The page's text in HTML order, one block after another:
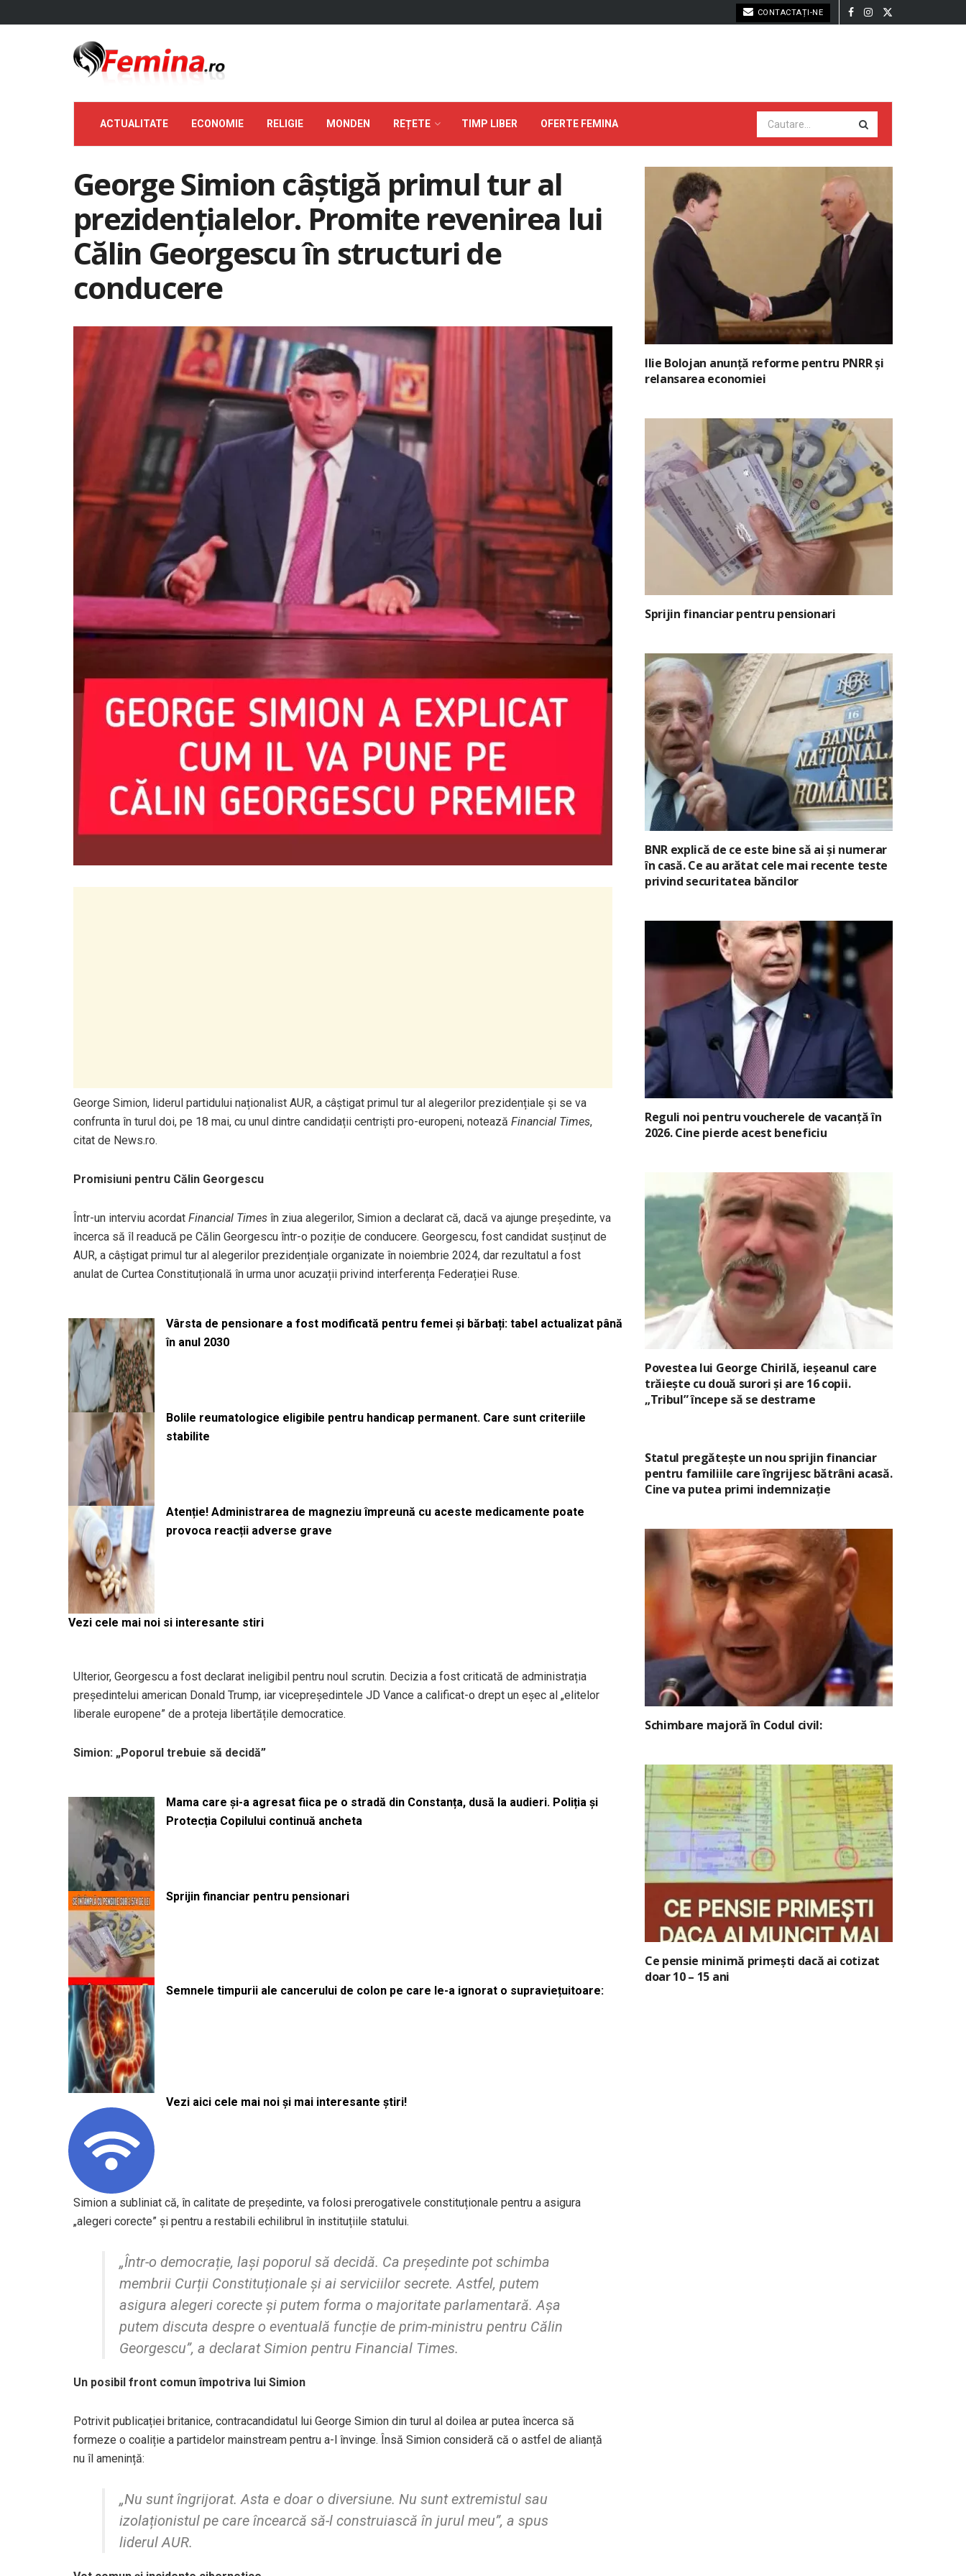
CONTACTAȚI-NE
ACTUALITATE ECONOMIE RELIGIE MONDEN REȚETE TIMP LIBER OFERTE FEMINA
George Simion câștigă primul tur al
prezidențialelor. Promite revenirea lui
Călin Georgescu în structuri de
conducere
George Simion, liderul partidului naționalist AUR, a câștigat primul tur al alegerilor prezidențiale și se va
confrunta în turul doi, pe 18 mai, cu unul dintre candidații centriști pro-europeni, notează Financial Times,
citat de News.ro.
Promisiuni pentru Călin Georgescu
Într-un interviu acordat Financial Times în ziua alegerilor, Simion a declarat că, dacă va ajunge președinte, va
încerca să îl readucă pe Călin Georgescu într-o poziție de conducere. Georgescu, fost candidat susținut de
AUR, a câștigat primul tur al alegerilor prezidențiale organizate în noiembrie 2024, dar rezultatul a fost
anulat de Curtea Constituțională în urma unor acuzații privind interferența Federației Ruse.
Vârsta de pensionare a fost modificată pentru femei și bărbați: tabel actualizat până
în anul 2030
Bolile reumatologice eligibile pentru handicap permanent. Care sunt criteriile
stabilite
Atenție! Administrarea de magneziu împreună cu aceste medicamente poate
provoca reacții adverse grave
Vezi cele mai noi si interesante stiri
Ulterior, Georgescu a fost declarat ineligibil pentru noul scrutin. Decizia a fost criticată de administrația
președintelui american Donald Trump, iar vicepreședintele JD Vance a calificat-o drept un eșec al „elitelor
liberale europene” de a proteja libertățile democratice.
Simion: „Poporul trebuie să decidă”
Mama care și-a agresat fiica pe o stradă din Constanța, dusă la audieri. Poliția și
Protecția Copilului continuă ancheta
Sprijin financiar pentru pensionari
Semnele timpurii ale cancerului de colon pe care le-a ignorat o supraviețuitoare:
Vezi aici cele mai noi și mai interesante știri!
Simion a subliniat că, în calitate de președinte, va folosi prerogativele constituționale pentru a asigura
„alegeri corecte” și pentru a restabili echilibrul în instituțiile statului.
„Într-o democrație, lași poporul să decidă. Ca președinte pot schimba
membrii Curții Constituționale și ai serviciilor secrete. Astfel, putem
asigura alegeri corecte și putem forma o majoritate parlamentară. Așa
putem discuta despre o eventuală funcție de prim-ministru pentru Călin
Georgescu”, a declarat Simion pentru Financial Times.
Un posibil front comun împotriva lui Simion
Potrivit publicației britanice, contracandidatul lui George Simion din turul al doilea ar putea încerca să
formeze o coaliție a partidelor mainstream pentru a-l învinge. Însă Simion consideră că o astfel de alianță
nu îl amenință:
„Nu sunt îngrijorat. Asta e doar o diversiune. Nu sunt extremistul sau
izolaționistul pe care încearcă să-l construiască în jurul meu”, a spus
liderul AUR.
Ilie Bolojan anunță reforme pentru PNRR și
relansarea economiei
Sprijin financiar pentru pensionari
BNR explică de ce este bine să ai și numerar
în casă. Ce au arătat cele mai recente teste
privind securitatea băncilor
Reguli noi pentru voucherele de vacanță în
2026. Cine pierde acest beneficiu
Povestea lui George Chirilă, ieșeanul care
trăiește cu două surori și are 16 copii.
„Tribul” începe să se destrame
Statul pregătește un nou sprijin financiar
pentru familiile care îngrijesc bătrâni acasă.
Cine va putea primi indemnizație
Schimbare majoră în Codul civil:
Ce pensie minimă primești dacă ai cotizat
doar 10 – 15 ani